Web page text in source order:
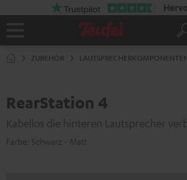
Startseite
ZUBEHÖR
RearStation 4
Kabellos die hinteren Lautsprecher
Farbe: Schwarz - Matt